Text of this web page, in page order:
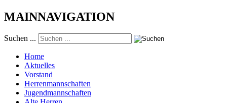
MAINNAVIGATION
Suchen ...
Home
Aktuelles
Vorstand
Herrenmannschaften
Jugendmannschaften